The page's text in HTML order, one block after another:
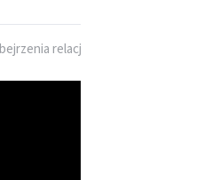
relacji video z tego spotkania